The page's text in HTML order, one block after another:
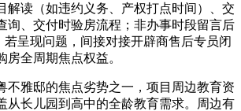
解读（如违约义务、产权打点时间）、交
询、交付时验房流程；非办事时段留言后
若呈现问题，间接对接开辟商售后专员闭
全周期焦点权益。
雅邸的焦点劣势之一，项目周边教育资
从长儿园到高中的全龄教育需求。周边有